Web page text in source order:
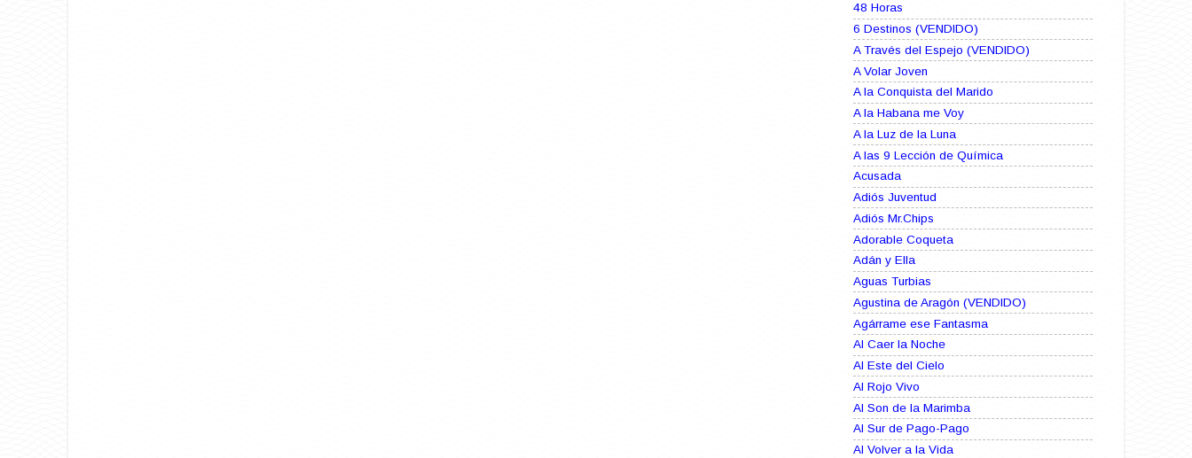
48 Horas
6 Destinos (VENDIDO)
A Través del Espejo (VENDIDO)
A Volar Joven
A la Conquista del Marido
A la Habana me Voy
A la Luz de la Luna
A las 9 Lección de Química
Acusada
Adiós Juventud
Adiós Mr.Chips
Adorable Coqueta
Adán y Ella
Aguas Turbias
Agustina de Aragón (VENDIDO)
Agárrame ese Fantasma
Al Caer la Noche
Al Este del Cielo
Al Rojo Vivo
Al Son de la Marimba
Al Sur de Pago-Pago
Al Volver a la Vida